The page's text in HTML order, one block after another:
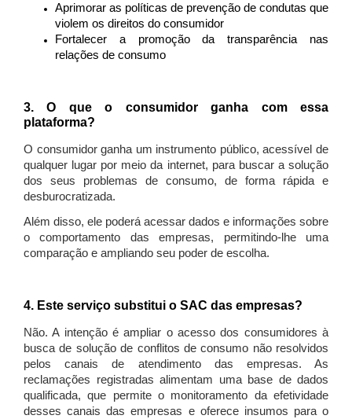
Aprimorar as políticas de prevenção de condutas que
violem os direitos do consumidor
Fortalecer a promoção da transparência nas
relações de consumo
3. O que o consumidor ganha com essa
plataforma?
O consumidor ganha um instrumento público, acessível de
qualquer lugar por meio da internet, para buscar a solução
dos seus problemas de consumo, de forma rápida e
desburocratizada.
Além disso, ele poderá acessar dados e informações sobre
o comportamento das empresas, permitindo-lhe uma
comparação e ampliando seu poder de escolha.
4. Este serviço substitui o SAC das empresas?
Não. A intenção é ampliar o acesso dos consumidores à
busca de solução de conflitos de consumo não resolvidos
pelos canais de atendimento das empresas. As
reclamações registradas alimentam uma base de dados
qualificada, que permite o monitoramento da efetividade
desses canais das empresas e oferece insumos para o